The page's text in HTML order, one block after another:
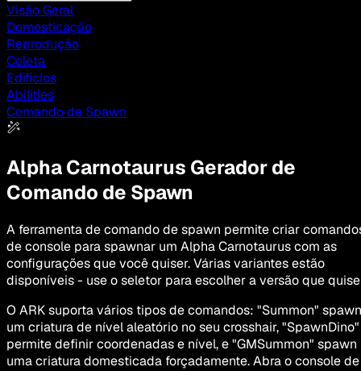
Visão Geral
Domesticação
Reprodução
Coleta
Edifícios
Abilities
Comando de Spawn
Alpha Carnotaurus Gerador de
Comando de Spawn
A ferramenta de comando de spawn permite criar
de console para spawnar um Alpha Carnotaurus com as
configurações que você quiser. Várias variantes estão
disponíveis - use o seletor para escolher a versão que
O ARK suporta vários tipos de comandos: "Summon" spawn
um criatura de nível aleatório no seu crosshair, "SpawnDino"
permite definir coordenadas e nível, e "GMSummon" spawn
uma criatura domesticada forçadamente. Abra o console de